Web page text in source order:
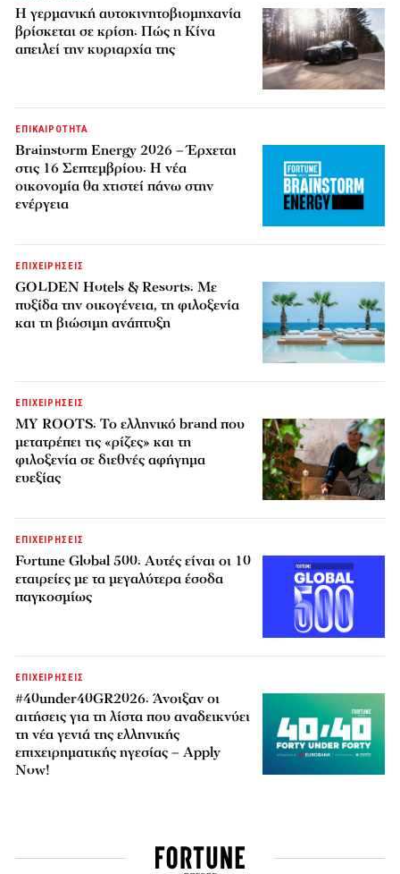
Η γερμανική αυτοκινητοβιομηχανία
βρίσκεται σε κρίση: Πώς η Κίνα
απειλεί την κυριαρχία της
ΕΠΙΚΑΙΡΟΤΗΤΑ
Brainstorm Energy 2026 – Έρχεται
στις 16 Σεπτεμβρίου: Η νέα
οικονομία θα χτιστεί πάνω στην
ενέργεια
ΕΠΙΧΕΙΡΗΣΕΙΣ
GOLDEN Hotels & Resorts: Με
πυξίδα την οικογένεια, τη φιλοξενία
και τη βιώσιμη ανάπτυξη
ΕΠΙΧΕΙΡΗΣΕΙΣ
MY ROOTS: Το ελληνικό brand που
μετατρέπει τις «ρίζες» και τη
φιλοξενία σε διεθνές αφήγημα
ευεξίας
ΕΠΙΧΕΙΡΗΣΕΙΣ
Fortune Global 500: Αυτές είναι οι 10
εταιρείες με τα μεγαλύτερα έσοδα
παγκοσμίως
ΕΠΙΧΕΙΡΗΣΕΙΣ
#40under40GR2026: Άνοιξαν οι
αιτήσεις για τη λίστα που αναδεικνύει
τη νέα γενιά της ελληνικής
επιχειρηματικής ηγεσίας – Apply
Now!